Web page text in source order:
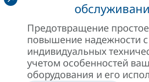
Предотвращение
повышение надежности
индивидуальных
учетом особенностей
оборудования и его